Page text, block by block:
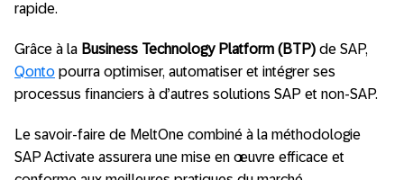
rapide.
Grâce à la Business Technology Platform (BTP) de SAP,
Qonto pourra optimiser, automatiser et intégrer ses
processus financiers à d’autres solutions SAP et non-SAP.
Le savoir-faire de MeltOne combiné à la méthodologie
SAP Activate assurera une mise en œuvre efficace et